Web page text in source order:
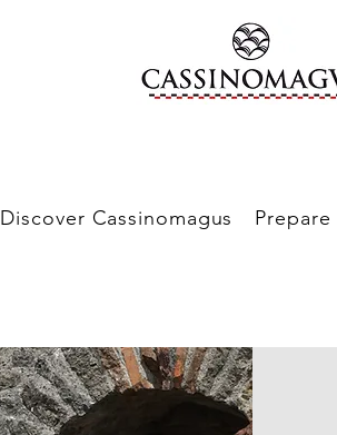
Discover Cassinomagus